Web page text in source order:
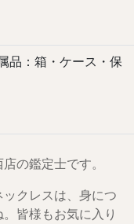
品：箱・ケース・保
の鑑定士です。
クレスは、身につ
皆様もお気に入り